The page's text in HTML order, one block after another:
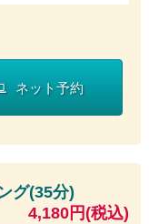
ネット予約
グ(35分)
4,180円(税込)